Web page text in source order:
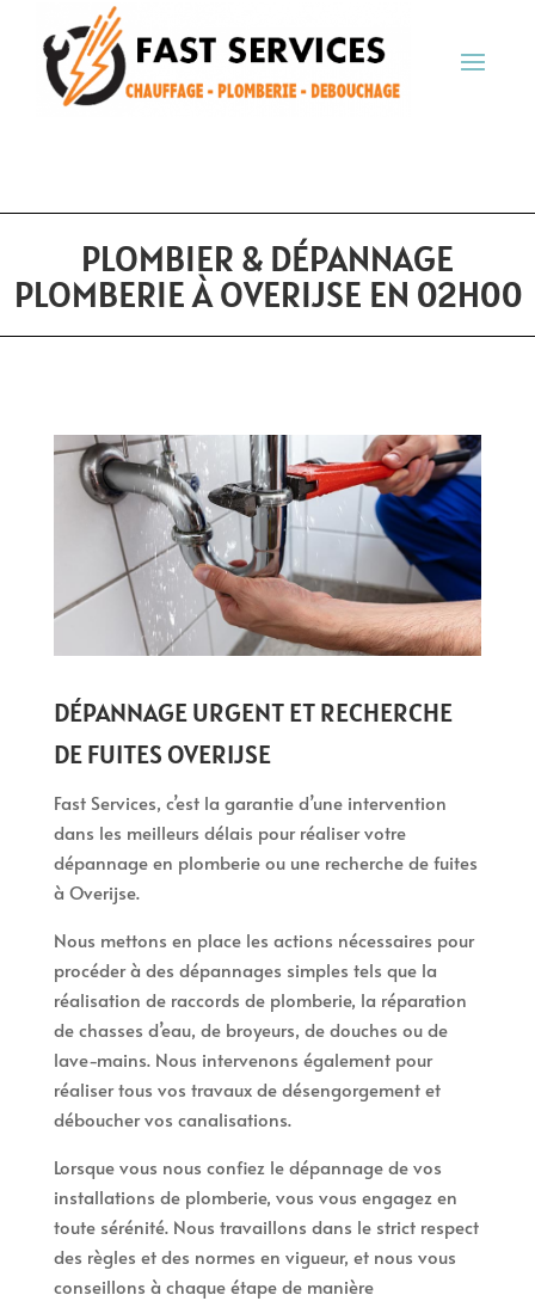
PLOMBIER & DÉPANNAGE
PLOMBERIE À OVERIJSE EN 02H00
DÉPANNAGE URGENT ET RECHERCHE
DE FUITES OVERIJSE
Fast Services, c’est la garantie d’une intervention
dans les meilleurs délais pour réaliser votre
dépannage en plomberie ou une recherche de fuites
à Overijse.
Nous mettons en place les actions nécessaires pour
procéder à des dépannages simples tels que la
réalisation de raccords de plomberie, la réparation
de chasses d’eau, de broyeurs, de douches ou de
lave-mains. Nous intervenons également pour
réaliser tous vos travaux de désengorgement et
déboucher vos canalisations.
Lorsque vous nous confiez le dépannage de vos
installations de plomberie, vous vous engagez en
toute sérénité. Nous travaillons dans le strict respect
des règles et des normes en vigueur, et nous vous
conseillons à chaque étape de manière